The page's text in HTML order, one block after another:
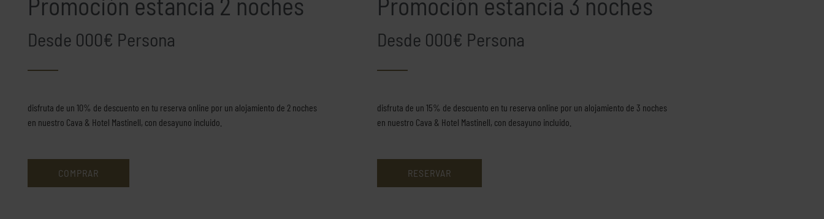
Desde 000€ Persona
disfruta de un 10% de descuento en tu reserva online por un alojamiento de 2 noches
en nuestro Cava & Hotel Mastinell, con desayuno incluido.
COMPRAR
Desde 000€ Persona
disfruta de un 15% de descuento en tu reserva online por un alojamiento de 3 noches
en nuestro Cava & Hotel Mastinell, con desayuno incluido.
RESERVAR